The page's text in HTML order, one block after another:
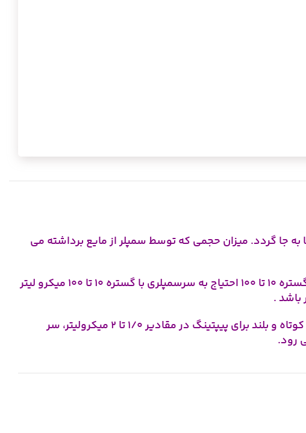
جا گردد. میزان حجمی که توسط سمپلر از مایع برداشته می
به طور معمول برای هر سمپلر با گستره مشخص، سرسمپلر مربوط به آن نیز انتخاب می شود. مثلا برای سمپلر با گستره 10 تا 100 احتیاج به سرسمپلری با گستره 10 تا 100 میکرو لیتر
باشد .
سر سمپلرهای مورد استفاده در آزمایشگاهها بر اساس نوع سمپلر تقسیم می شود. سر سمپلر های کریستالی کوتاه و بلند برای پیپتینگ در مقادیر 1/0 تا 2 میکرولیتر، سر